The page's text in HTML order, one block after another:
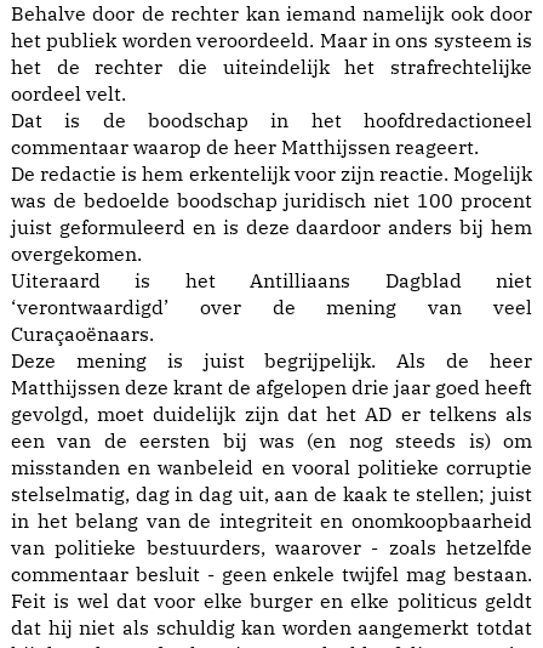
Behalve door de rechter kan iemand namelijk ook door
het publiek worden veroordeeld. Maar in ons systeem is
het de rechter die uiteindelijk het strafrechtelijke
oordeel velt.
Dat is de boodschap in het hoofdredactioneel
commentaar waarop de heer Matthijssen reageert.
De redactie is hem erkentelijk voor zijn reactie. Mogelijk
was de bedoelde boodschap juridisch niet 100 procent
juist geformuleerd en is deze daardoor anders bij hem
overgekomen.
Uiteraard is het Antilliaans Dagblad niet
‘verontwaardigd’ over de mening van veel
Curaçaoënaars.
Deze mening is juist begrijpelijk. Als de heer
Matthijssen deze krant de afgelopen drie jaar goed heeft
gevolgd, moet duidelijk zijn dat het AD er telkens als
een van de eersten bij was (en nog steeds is) om
misstanden en wanbeleid en vooral politieke corruptie
stelselmatig, dag in dag uit, aan de kaak te stellen; juist
in het belang van de integriteit en onomkoopbaarheid
van politieke bestuurders, waarover - zoals hetzelfde
commentaar besluit - geen enkele twijfel mag bestaan.
Feit is wel dat voor elke burger en elke politicus geldt
dat hij niet als schuldig kan worden aangemerkt totdat